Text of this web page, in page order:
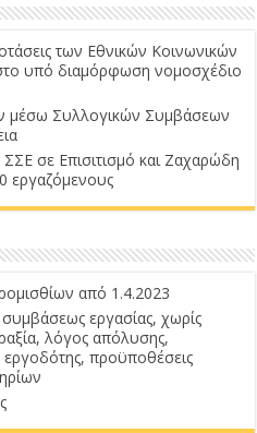
των Εθνικών Κοινωνικών
υπό διαμόρφωση νομοσχέδιο
μέσω Συλλογικών Συμβάσεων
σε Επισιτισμό και Ζαχαρώδη
εργαζόμενους
από 1.4.2023
εργασίας, χωρίς
λόγος απόλυσης,
προϋποθέσεις